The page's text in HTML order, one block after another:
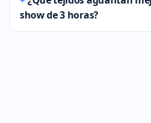
show de 3 horas?